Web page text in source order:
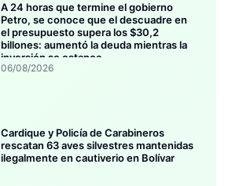
A 24 horas que termine el gobierno
Petro, se conoce que el descuadre en
el presupuesto supera los $30,2
billones: aumentó la deuda mientras la
inversión se estanca
06/08/2026
Cardique y Policía de Carabineros
rescatan 63 aves silvestres mantenidas
ilegalmente en cautiverio en Bolívar